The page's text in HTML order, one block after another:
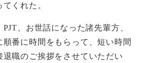
くれた。
、お世話になった諸先輩方、
順番に時間をもらって、短い時間
退職のご挨拶をさせていただい